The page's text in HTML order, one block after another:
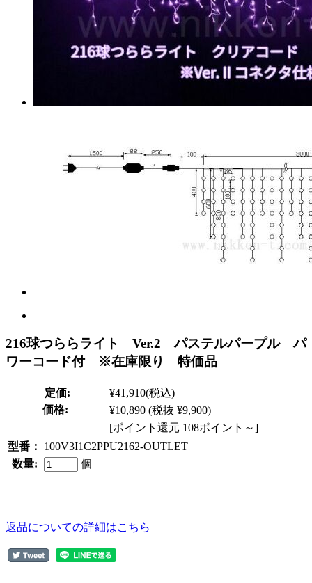
216球つららライト Ver.2 パステルパープル パ
ワーコード付 ※在庫限り 特価品
定価: ¥41,910(税込)
価格:
¥10,890 (税抜 ¥9,900)
[ポイント還元 108ポイント～]
型番：
100V3I1C2PPU2162-OUTLET
数量:
個
返品についての詳細はこちら